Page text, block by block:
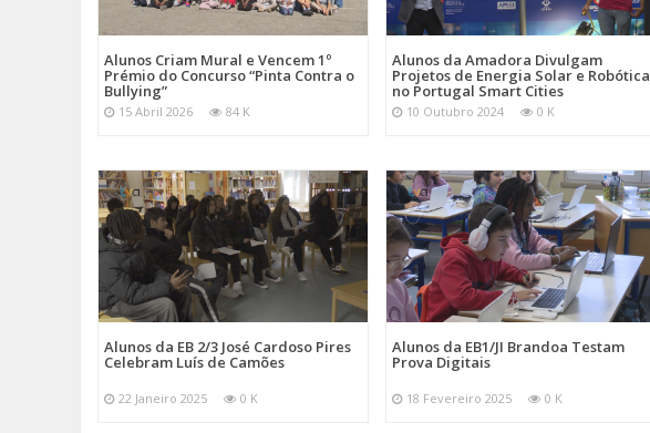
Alunos Criam Mural e Vencem 1º
Prémio do Concurso “Pinta Contra o
Bullying”
15 Abril 2026 84 K
Alunos da Amadora Divulgam
Projetos de Energia Solar e Robótica
no Portugal Smart Cities
10 Outubro 2024 0 K
Alunos da EB 2/3 José Cardoso Pires
Celebram Luís de Camões
22 Janeiro 2025 0 K
Alunos da EB1/JI Brandoa Testam
Prova Digitais
18 Fevereiro 2025 0 K